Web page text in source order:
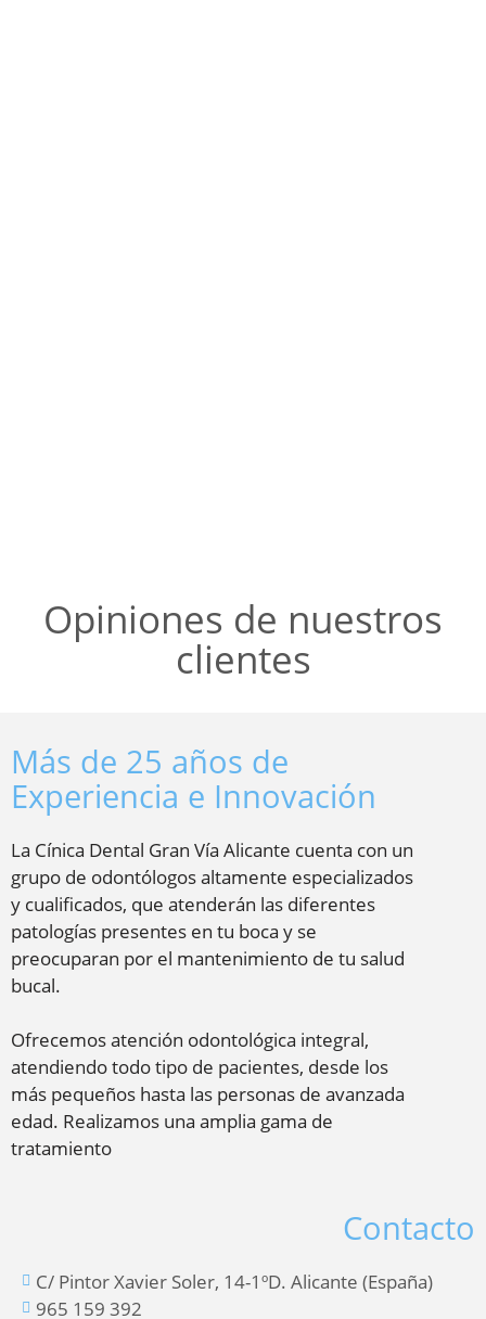
Opiniones de nuestros
clientes
Más de 25 años de
Experiencia e Innovación
La Cínica Dental Gran Vía Alicante cuenta con un
grupo de odontólogos altamente especializados
y cualificados, que atenderán las diferentes
patologías presentes en tu boca y se
preocuparan por el mantenimiento de tu salud
bucal.
Ofrecemos atención odontológica integral,
atendiendo todo tipo de pacientes, desde los
más pequeños hasta las personas de avanzada
edad. Realizamos una amplia gama de
tratamiento
Contacto
C/ Pintor Xavier Soler, 14-1ºD. Alicante (España)
965 159 392